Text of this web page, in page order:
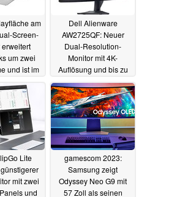
am
Screen-
erweitert
um zwei
und ist im
Dell Alienware
AW2725QF: Neuer
Dual-Resolution-
Monitor mit 4K-
Auflösung und bis zu
360 Hz ist ab sofort
erhältlich12.09.2024
Lite
mit zwei
und
gamescom 2023:
Samsung zeigt
Odyssey Neo G9 mit
57 Zoll als seinen